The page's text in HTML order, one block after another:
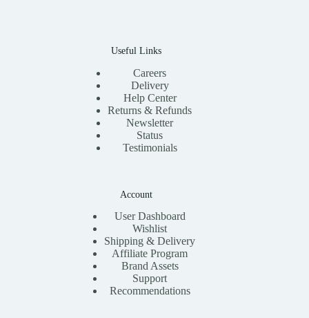
Useful Links
Careers
Delivery
Help Center
Returns & Refunds
Newsletter
Status
Testimonials
Account
User Dashboard
Wishlist
Shipping & Delivery
Affiliate Program
Brand Assets
Support
Recommendations